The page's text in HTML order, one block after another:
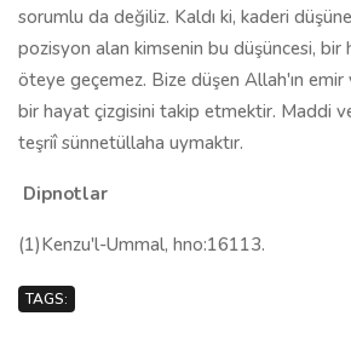
sorumlu da değiliz. Kaldı ki, kaderi
pozisyon alan kimsenin bu düşüncesi, bir
öteye geçemez. Bize düşen Allah'ın emir
bir hayat çizgisini takip etmektir. Maddi
teşriî sünnetüllaha uymaktır.
Dipnotlar
(1)Kenzu'l-Ummal, hno:16113.
TAGS: